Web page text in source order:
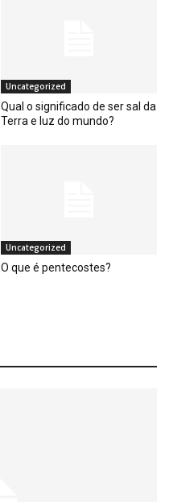
Uncategorized
Qual o significado de ser sal da
Terra e luz do mundo?
Uncategorized
O que é pentecostes?